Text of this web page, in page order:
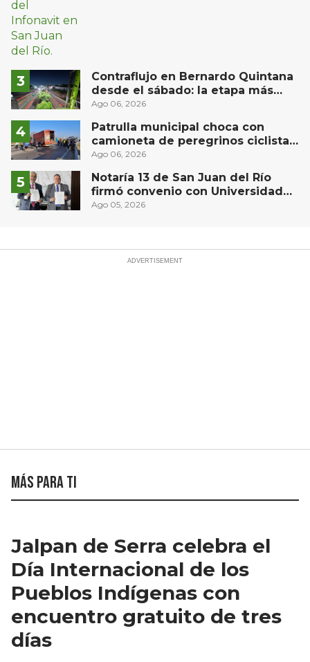
Contraflujo en Bernardo Quintana
desde el sábado: la etapa más
compleja del operativo vial
Ago 06, 2026
Patrulla municipal choca con
camioneta de peregrinos ciclistas
en la autopista México-Querétaro
Ago 06, 2026
Notaría 13 de San Juan del Río
firmó convenio con Universidad
Privada del Bajío para recibir
Ago 05, 2026
Más para ti
Jalpan de Serra celebra el
Día Internacional de los
Pueblos Indígenas con
encuentro gratuito de tres
días